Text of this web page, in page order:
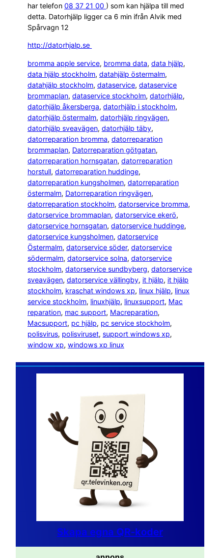
har telefon 08 37 21 00 ) som kan hjälpa till med
detta. Datorhjälp ligger ca 6 min ifrån Alvik med
Spårvagn 12
http://datorhjalp.se
bromma apple service, bromma data, data hjälp
data hjälp stockholm, datahjälp östermalm
datahjälp stockholm, dataservice, dataservice
brommaplan, dataservice stockholm, datorhjälp
datorhjälp åkersberga, datorhjälp i stockholm
datorhjälp östermalm, datorhjälp ringvägen
datorhjälp sveavägen, datorhjälp täby
datorreparation bromma, datorreparation
brommaplan, Datorreparation götgatan
datorreparation hornsgatan, datorreparation
horstull, datorreparation huddinge
datorreparation kungsholmen, datorreparation
östermalm, Datorreparation ringvägen
datorreparation stockholm, datorservice bromma
datorservice brommaplan, datorservice ekerö
datorservice hornsgatan, datorservice huddinge
datorservice kungsholmen, datorservice
Östermalm, datorservice söder, datorservice
södermalm, datorservice solna, datorservice
stockholm, datorservice sundbyberg, datorservice
sveavägen, datorservice vällingby, it hjälp, it hjälp
stockholm, kraschat windows xp, linux hjälp, linux
service stockholm, linuxhjälp, linuxsupport, Mac
reparation, mac support, Macreparation
Macsupport, pc hjälp, pc service stockholm
polisvirus, polisviruset, support windows xp
window xp, windows xp linux
Skapa egna QR-koder